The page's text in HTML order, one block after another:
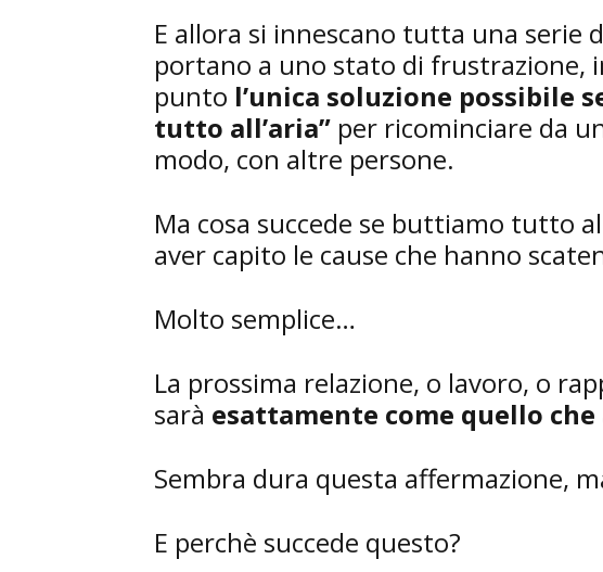
E allora si innescano tutta una serie
portano a uno stato di frustrazione,
punto l’unica soluzione possibile
tutto all’aria” per ricominciare da
modo, con altre persone.
Ma cosa succede se buttiamo tutto
aver capito le cause che hanno
Molto semplice…
La prossima relazione, o lavoro, o
sarà esattamente come quello
Sembra dura questa affermazione,
E perchè succede questo?